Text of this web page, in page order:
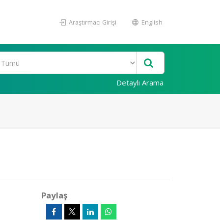
Araştırmacı Girişi English
Detaylı Arama
Paylaş